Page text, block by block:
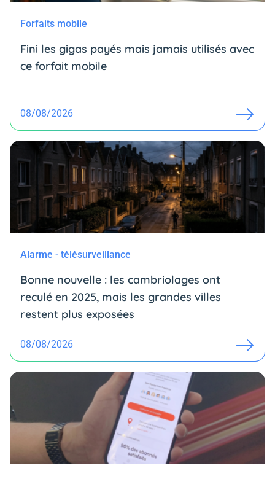
Forfaits mobile
Fini les gigas payés mais jamais utilisés avec
ce forfait mobile
08/08/2026
Alarme - télésurveillance
Bonne nouvelle : les cambriolages ont
reculé en 2025, mais les grandes villes
restent plus exposées
08/08/2026